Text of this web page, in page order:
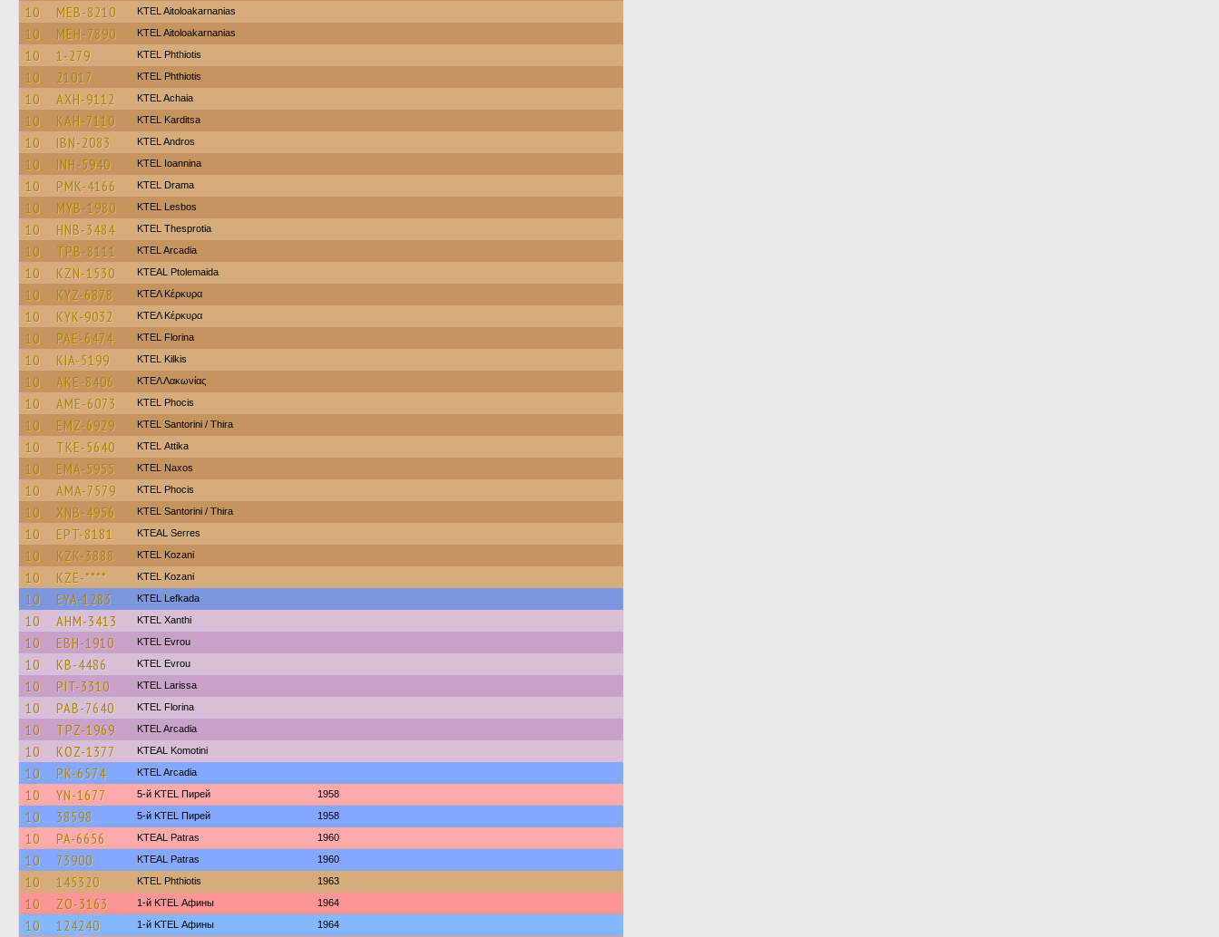
10 MEB-8210 KTEL Aitoloakarnanias
10 MEH-7890 KTEL Aitoloakarnanias
10 1-279 ΚΤΕL Phthiotis
10 21017 ΚΤΕL Phthiotis
10 AXH-9112 KTEL Achaia
10 KAH-7110 ΚΤΕL Karditsa
10 IBN-2083 KTEL Andros
10 INH-5940 KTEL Ioannina
10 PMK-4166 KTEL Drama
10 MYB-1980 KTEL Lesbos
10 HNB-3484 KTEL Thesprotia
10 TPB-8111 KTEL Arcadia
10 KZN-1530 KTEAL Ptolemaida
10 KYZ-6878 ΚΤΕΛ Κέρκυρα
10 KYK-9032 ΚΤΕΛ Κέρκυρα
10 PAE-6474 KTEL Florina
10 KIA-5199 KTEL Kilkis
10 AKE-8406 ΚΤΕΛ Λακωνίας
10 AME-6073 ΚΤΕL Phocis
10 EMZ-6929 KTEL Santorini / Thira
10 TKE-5640 KΤΕL Αttika
10 EMA-5955 KTEL Naxos
10 AMA-7579 ΚΤΕL Phocis
10 XNB-4956 KTEL Santorini / Thira
10 EPT-8181 KTEAL Serres
10 KZK-3888 ΚΤΕL Kozani
10 KZE-**** ΚΤΕL Kozani
10 EYA-1283 KTEL Lefkada
10 AHM-3413 KTEL Xanthi
10 EBH-1910 KTEL Evrou
10 KB-4486 KTEL Evrou
10 PIT-3310 KTEL Larissa
10 PAB-7640 KTEL Florina
10 TPZ-1969 KTEL Arcadia
10 KOZ-1377 KTEAL Komotini
10 PK-6574 KTEL Arcadia
10 YN-1677 5-й KTEL Пирей 1958
10 38598 5-й KTEL Пирей 1958
10 PA-6656 KTEAL Patras 1960
10 73900 KTEAL Patras 1960
10 145320 ΚΤΕL Phthiotis 1963
10 ZO-3163 1-й KTEL Афины 1964
10 124240 1-й KTEL Афины 1964